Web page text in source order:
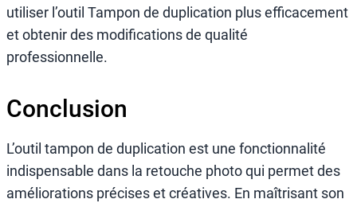
utiliser l’outil Tampon de duplication plus efficacement
et obtenir des modifications de qualité
professionnelle.
Conclusion
L’outil tampon de duplication est une fonctionnalité
indispensable dans la retouche photo qui permet des
améliorations précises et créatives. En maîtrisant son